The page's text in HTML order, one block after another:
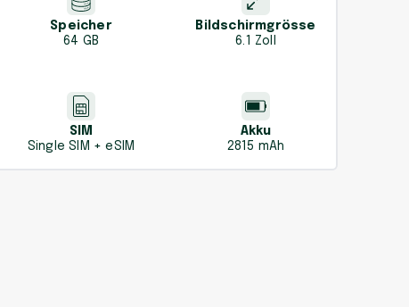
Speicher
64 GB
Bildschirmgrösse
6.1 Zoll
SIM
Single SIM + eSIM
Akku
2815 mAh